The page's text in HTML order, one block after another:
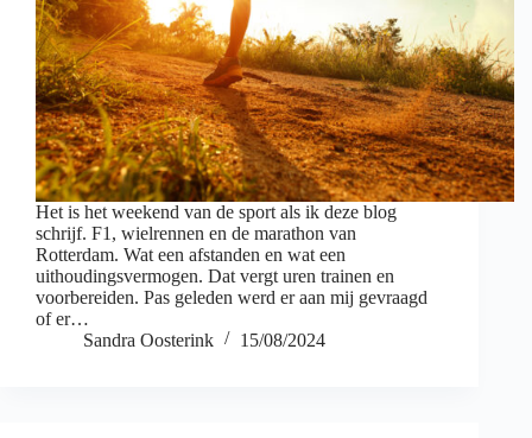
Het is het weekend van de sport als ik deze blog
schrijf. F1, wielrennen en de marathon van
Rotterdam. Wat een afstanden en wat een
uithoudingsvermogen. Dat vergt uren trainen en
voorbereiden. Pas geleden werd er aan mij gevraagd
of er…
Sandra Oosterink
15/08/2024